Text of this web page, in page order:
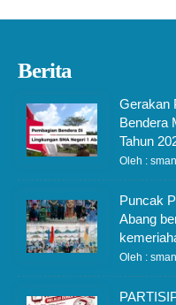
Berita
Gerakan
Bendera
Tahun
Oleh :
Puncak
Abang
Oleh :